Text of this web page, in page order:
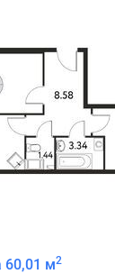
60,01 м2